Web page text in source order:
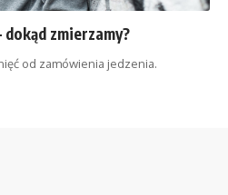
zmierzamy?
od zamówienia jedzenia.